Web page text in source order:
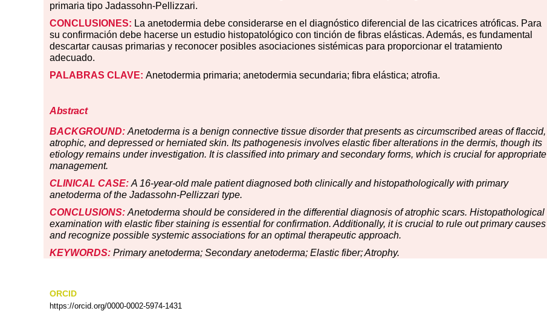
primaria tipo Jadassohn-Pellizzari.
CONCLUSIONES: La anetodermia debe considerarse en el diagnóstico diferencial de las cicatrices atróficas. Para
su confirmación debe hacerse un estudio histopatológico con tinción de fibras elásticas. Además, es fundamental
descartar causas primarias y reconocer posibles asociaciones sistémicas para proporcionar el tratamiento
adecuado.
PALABRAS CLAVE: Anetodermia primaria; anetodermia secundaria; fibra elástica; atrofia.
Abstract
BACKGROUND: Anetoderma is a benign connective tissue disorder that presents as circumscribed areas of flaccid,
atrophic, and depressed or herniated skin. Its pathogenesis involves elastic fiber alterations in the dermis, though its
etiology remains under investigation. It is classified into primary and secondary forms, which is crucial for appropriate
management.
CLINICAL CASE: A 16-year-old male patient diagnosed both clinically and histopathologically with primary
anetoderma of the Jadassohn-Pellizzari type.
CONCLUSIONS: Anetoderma should be considered in the differential diagnosis of atrophic scars. Histopathological
examination with elastic fiber staining is essential for confirmation. Additionally, it is crucial to rule out primary causes
and recognize possible systemic associations for an optimal therapeutic approach.
KEYWORDS: Primary anetoderma; Secondary anetoderma; Elastic fiber; Atrophy.
ORCID
https://orcid.org/0000-0002-5974-1431